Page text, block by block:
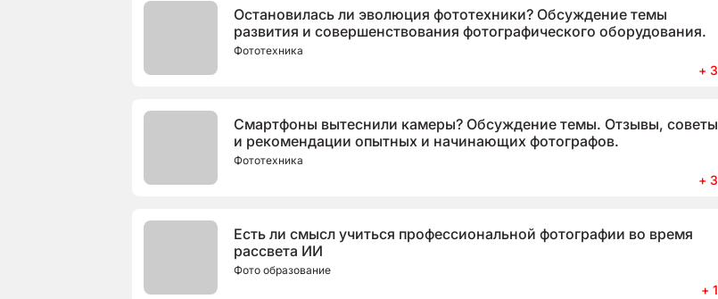
Остановилась ли эволюция фототехники? Обсуждение темы
развития и совершенствования фотографического оборудования.
Фототехника
+ 3
Смартфоны вытеснили камеры? Обсуждение темы. Отзывы, советы
и рекомендации опытных и начинающих фотографов.
Фототехника
+ 3
Есть ли смысл учиться профессиональной фотографии во время
рассвета ИИ
Фото образование
+ 1